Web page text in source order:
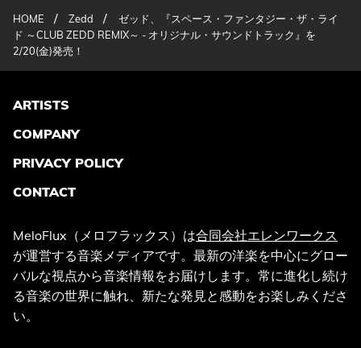
HOME / Zedd /
ゼッド、『スペース・ファンタジー・ザ・ライ
ド ～CLUB ZEDD REMIX～ - オリジナル・サウンドトラック』を
2/20(金)発売！
ARTISTS
COMPANY
PRIVACY POLICY
CONTACT
MeloFlux（メロフラックス）は合同会社エレンワークス
が運営する音楽メディアです。最新の洋楽を中心にグロー
バルな視点から音楽情報をお届けします。常に進化し続け
る音楽の世界に触れ、新たな発見と感動をお楽しみくださ
い。